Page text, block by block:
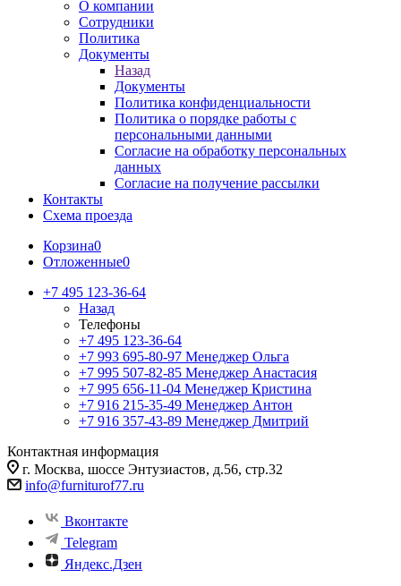
О компании
Сотрудники
Политика
Документы
Назад
Документы
Политика конфиденциальности
Политика о порядке работы с
персональными данными
Согласие на обработку персональных
данных
Согласие на получение рассылки
Контакты
Схема проезда
Корзина0
Отложенные0
+7 495 123-36-64
Назад
Телефоны
+7 495 123-36-64
+7 993 695-80-97 Менеджер Ольга
+7 995 507-82-85 Менеджер Анастасия
+7 995 656-11-04 Менеджер Кристина
+7 916 215-35-49 Менеджер Антон
+7 916 357-43-89 Менеджер Дмитрий
Контактная информация
г. Москва, шоссе Энтузиастов, д.56, стр.32
info@furniturof77.ru
Вконтакте
Telegram
Яндекс.Дзен